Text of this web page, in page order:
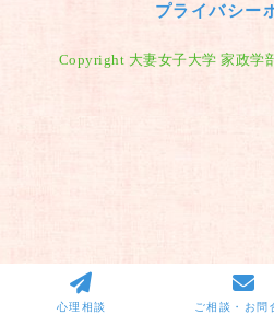
プライバシー
Copyright 大妻女子大学 家政学
心理相談 ご相談・お問